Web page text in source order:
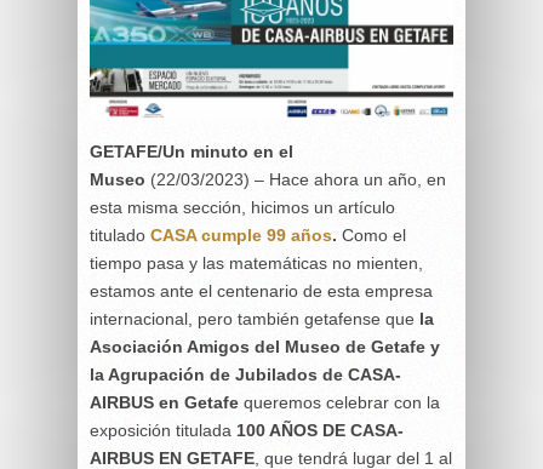
GETAFE/Un minuto en el
Museo (22/03/2023) – Hace ahora un año, en
esta misma sección, hicimos un artículo
titulado CASA cumple 99 años. Como el
tiempo pasa y las matemáticas no mienten,
estamos ante el centenario de esta empresa
internacional, pero también getafense que la
Asociación Amigos del Museo de Getafe y
la Agrupación de Jubilados de CASA-
AIRBUS en Getafe queremos celebrar con la
exposición titulada 100 AÑOS DE CASA‐
AIRBUS EN GETAFE , que tendrá lugar del 1 al